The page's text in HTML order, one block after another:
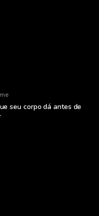
seu corpo dá antes de